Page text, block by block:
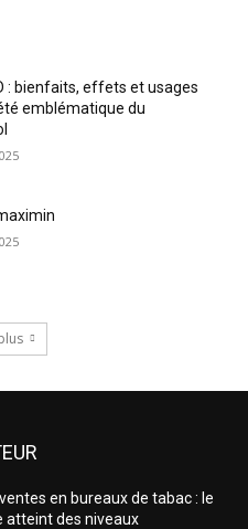
: bienfaits, effets et usages
emblématique du
en bureaux de tabac : le
atteint des niveaux